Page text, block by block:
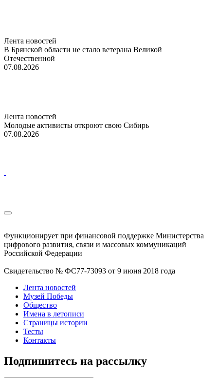
Лента новостей
В Брянской области не стало ветерана Великой
Отечественной
07.08.2026
Лента новостей
Молодые активисты откроют свою Сибирь
07.08.2026
Функционирует при финансовой поддержке Министерства
цифрового развития, связи и массовых коммуникаций
Российской Федерации
Свидетельство № ФС77-73093 от 9 июня 2018 года
Лента новостей
Музей Победы
Общество
Имена в летописи
Страницы истории
Тесты
Контакты
Подпишитесь на рассылку